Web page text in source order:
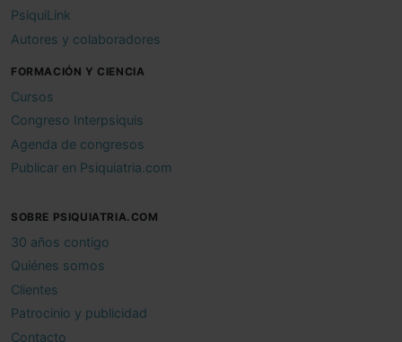
PsiquiLink
Autores y colaboradores
FORMACIÓN Y CIENCIA
Cursos
Congreso Interpsiquis
Agenda de congresos
Publicar en Psiquiatria.com
SOBRE PSIQUIATRIA.COM
30 años contigo
Quiénes somos
Clientes
Patrocinio y publicidad
Contacto